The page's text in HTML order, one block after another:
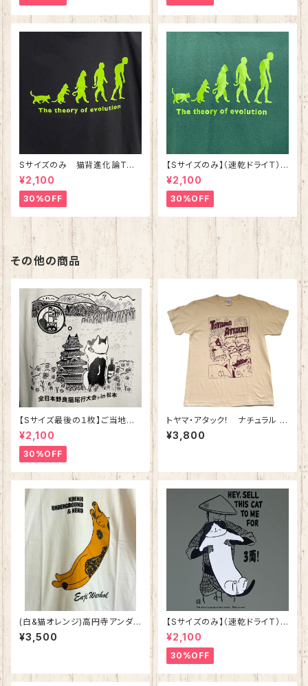
Sサイズのみ 猫背進化論Tシ
ャツ ブラック 綿100%
¥2,100
30%OFF
【Sサイズのみ】（速乾ドライＴ）
猫背進化論Tシャツ アイビーグ
リーン
¥2,100
30%OFF
その他の商品
【Sサイズ最後の１枚】ご当地版！
全日本野良猫尾行大会Ⓡ in 松
本 バニラホワイト 綿100%
¥2,100
30%OFF
トヤマ・アタック！ ナチュラル
綿100％
¥3,800
(白&猫オレンジ)高円寺アンダ
ーグラウンド＆ねこ 綿100%
¥3,500
【Sサイズのみ】（速乾ドライT）
猫の皿 グレー 落語 シリ
ーズ第二弾
¥2,100
30%OFF